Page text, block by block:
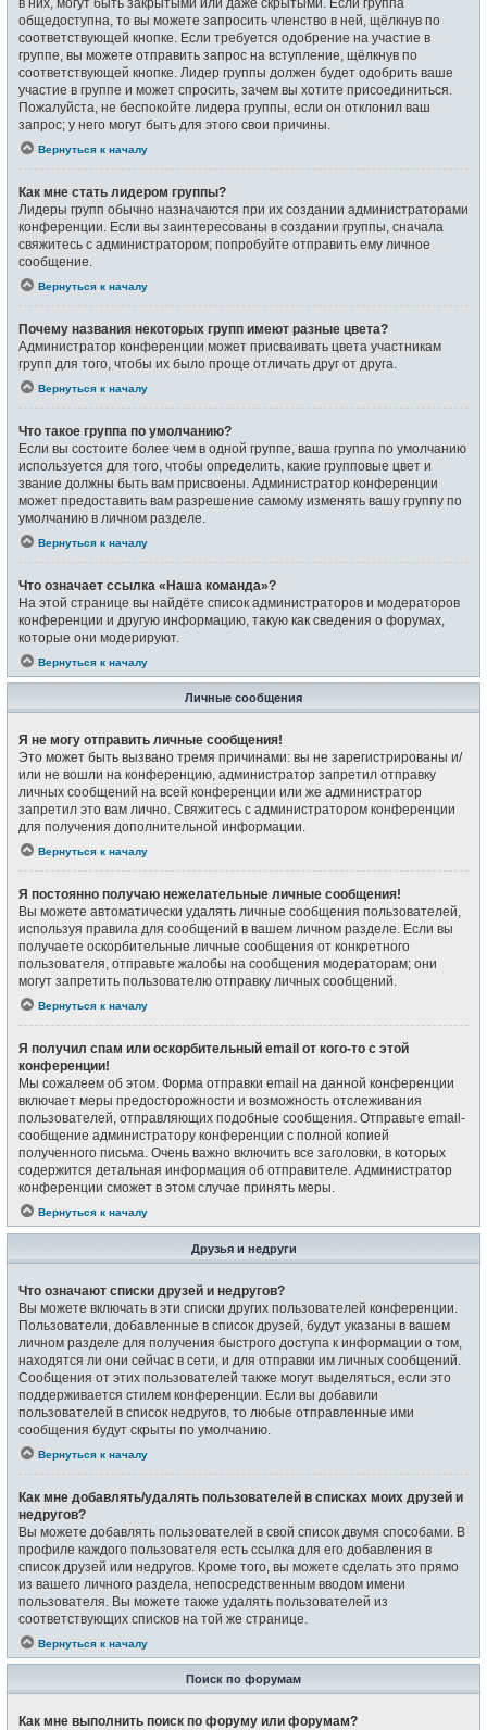
общедоступна, то вы можете запросить членство в ней, щёлкнув по
соответствующей кнопке. Если требуется одобрение на участие в
группе, вы можете отправить запрос на вступление, щёлкнув по
соответствующей кнопке. Лидер группы должен будет одобрить ваше
участие в группе и может спросить, зачем вы хотите присоединиться.
Пожалуйста, не беспокойте лидера группы, если он отклонил ваш
запрос; у него могут быть для этого свои причины.
Вернуться к началу
Как мне стать лидером группы?
Лидеры групп обычно назначаются при их создании администраторами
конференции. Если вы заинтересованы в создании группы, сначала
свяжитесь с администратором; попробуйте отправить ему личное
сообщение.
Вернуться к началу
Почему названия некоторых групп имеют разные цвета?
Администратор конференции может присваивать цвета участникам
групп для того, чтобы их было проще отличать друг от друга.
Вернуться к началу
Что такое группа по умолчанию?
Если вы состоите более чем в одной группе, ваша группа по умолчанию
используется для того, чтобы определить, какие групповые цвет и
звание должны быть вам присвоены. Администратор конференции
может предоставить вам разрешение самому изменять вашу группу по
умолчанию в личном разделе.
Вернуться к началу
Что означает ссылка «Наша команда»?
На этой странице вы найдёте список администраторов и модераторов
конференции и другую информацию, такую как сведения о форумах,
которые они модерируют.
Вернуться к началу
Личные сообщения
Я не могу отправить личные сообщения!
Это может быть вызвано тремя причинами: вы не зарегистрированы и/
или не вошли на конференцию, администратор запретил отправку
личных сообщений на всей конференции или же администратор
запретил это вам лично. Свяжитесь с администратором конференции
для получения дополнительной информации.
Вернуться к началу
Я постоянно получаю нежелательные личные сообщения!
Вы можете автоматически удалять личные сообщения пользователей,
используя правила для сообщений в вашем личном разделе. Если вы
получаете оскорбительные личные сообщения от конкретного
пользователя, отправьте жалобы на сообщения модераторам; они
могут запретить пользователю отправку личных сообщений.
Вернуться к началу
Я получил спам или оскорбительный email от кого-то с этой
конференции!
Мы сожалеем об этом. Форма отправки email на данной конференции
включает меры предосторожности и возможность отслеживания
пользователей, отправляющих подобные сообщения. Отправьте email-
сообщение администратору конференции с полной копией
полученного письма. Очень важно включить все заголовки, в которых
содержится детальная информация об отправителе. Администратор
конференции сможет в этом случае принять меры.
Вернуться к началу
Друзья и недруги
Что означают списки друзей и недругов?
Вы можете включать в эти списки других пользователей конференции.
Пользователи, добавленные в список друзей, будут указаны в вашем
личном разделе для получения быстрого доступа к информации о том,
находятся ли они сейчас в сети, и для отправки им личных сообщений.
Сообщения от этих пользователей также могут выделяться, если это
поддерживается стилем конференции. Если вы добавили
пользователей в список недругов, то любые отправленные ими
сообщения будут скрыты по умолчанию.
Вернуться к началу
Как мне добавлять/удалять пользователей в списках моих друзей и
недругов?
Вы можете добавлять пользователей в свой список двумя способами. В
профиле каждого пользователя есть ссылка для его добавления в
список друзей или недругов. Кроме того, вы можете сделать это прямо
из вашего личного раздела, непосредственным вводом имени
пользователя. Вы можете также удалять пользователей из
соответствующих списков на той же странице.
Вернуться к началу
Поиск по форумам
Как мне выполнить поиск по форуму или форумам?